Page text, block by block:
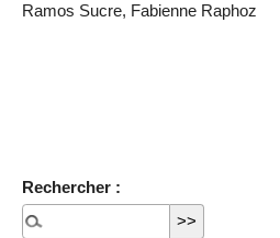
Ramos Sucre, Fabienne Raphoz
Rechercher :